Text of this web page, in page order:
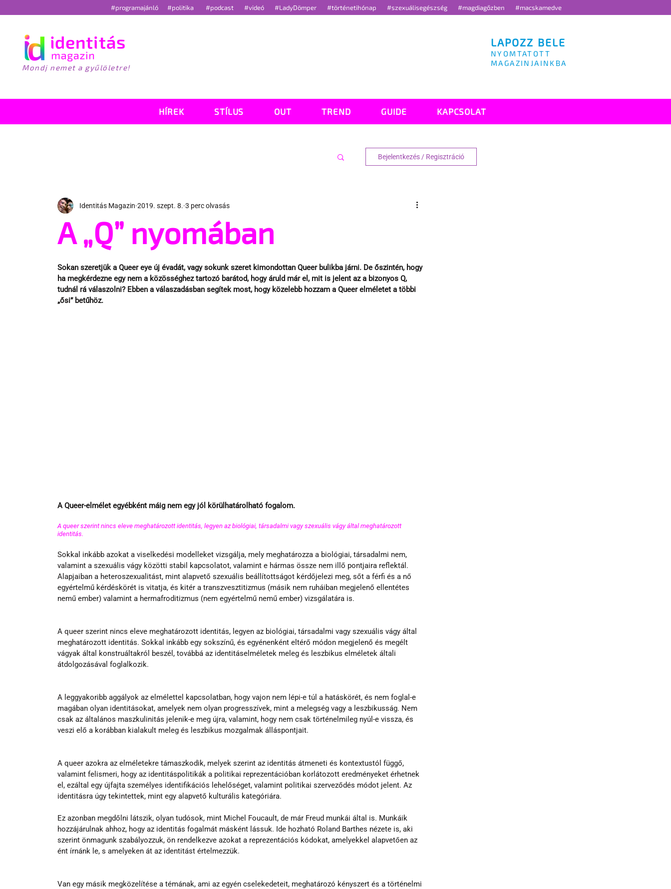
#programajánló #politika #podcast #videó #LadyDömper #történetihónap #szexuálisegészség #magdiagőzben #macskamedve
Mondj nemet a gyűlöletre!
LAPOZZ BELE
NYOMTATOTT
MAGAZINJAINKBA
HÍREK STÍLUS OUT TREND GUIDE KAPCSOLAT
Bejelentkezés / Regisztráció
A „Q” nyomában
Identitás Magazin 2019. szept. 8. 3 perc olvasás
Sokan szeretjük a Queer eye új évadát, vagy sokunk szeret kimondottan Queer bulikba járni. De őszintén, hogy
ha megkérdezne egy nem a közösséghez tartozó barátod, hogy áruld már el, mit is jelent az a bizonyos Q,
tudnál rá válaszolni? Ebben a válaszadásban segítek most, hogy közelebb hozzam a Queer elméletet a többi
„ősi” betűhöz.
A Queer-elmélet egyébként máig nem egy jól körülhatárolható fogalom.
A queer szerint nincs eleve meghatározott identitás, legyen az biológiai, társadalmi vagy szexuális vágy által meghatározott
identitás.
Sokkal inkább azokat a viselkedési modelleket vizsgálja, mely meghatározza a biológiai, társadalmi nem,
valamint a szexuális vágy közötti stabil kapcsolatot, valamint e hármas össze nem illő pontjaira reflektál.
Alapjaiban a heteroszexualitást, mint alapvető szexuális beállítottságot kérdőjelezi meg, sőt a férfi és a nő
egyértelmű kérdéskörét is vitatja, és kitér a transzvesztitizmus (másik nem ruháiban megjelenő ellentétes
nemű ember) valamint a hermafroditizmus (nem egyértelmű nemű ember) vizsgálatára is.
A queer szerint nincs eleve meghatározott identitás, legyen az biológiai, társadalmi vagy szexuális vágy által
meghatározott identitás. Sokkal inkább egy sokszínű, és egyénenként eltérő módon megjelenő és megélt
vágyak által konstruáltakról beszél, továbbá az identitáselméletek meleg és leszbikus elméletek általi
átdolgozásával foglalkozik.
A leggyakoribb aggályok az elmélettel kapcsolatban, hogy vajon nem lépi-e túl a hatáskörét, és nem foglal-e
magában olyan identitásokat, amelyek nem olyan progresszívek, mint a melegség vagy a leszbikusság. Nem
csak az általános maszkulinitás jelenik-e meg újra, valamint, hogy nem csak történelmileg nyúl-e vissza, és
veszi elő a korábban kialakult meleg és leszbikus mozgalmak álláspontjait.
A queer azokra az elméletekre támaszkodik, melyek szerint az identitás átmeneti és kontextustól függő,
valamint felismeri, hogy az identitáspolitikák a politikai reprezentációban korlátozott eredményeket érhetnek
el, ezáltal egy újfajta személyes identifikációs lehelőséget, valamint politikai szerveződés módot jelent. Az
identitásra úgy tekintettek, mint egy alapvető kulturális kategóriára.
Ez azonban megdőlni látszik, olyan tudósok, mint Michel Foucault, de már Freud munkái által is. Munkáik
hozzájárulnak ahhoz, hogy az identitás fogalmát másként lássuk. Ide hozható Roland Barthes nézete is, aki
szerint önmagunk szabályozzuk, ön rendelkezve azokat a reprezentációs kódokat, amelyekkel alapvetően az
ént írnánk le, s amelyeken át az identitást értelmezzük.
Van egy másik megközelítése a témának, ami az egyén cselekedeteit, meghatározó kényszert és a történelmi